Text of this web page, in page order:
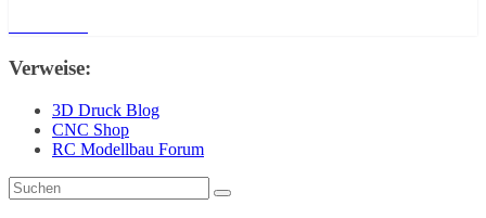
Verweise:
3D Druck Blog
CNC Shop
RC Modellbau Forum